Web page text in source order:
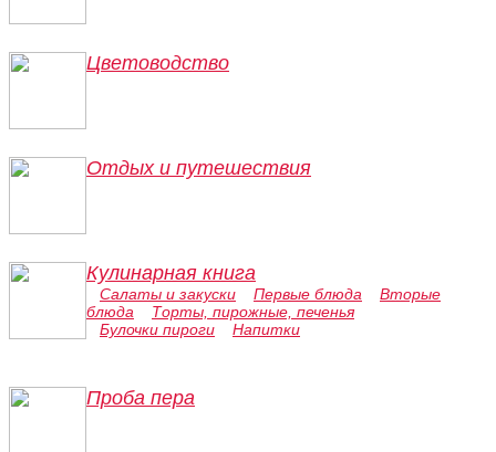
Цветоводство
Отдых и путешествия
Кулинарная книга
Салаты и закуски Первые блюда
Вторые
блюда
Торты, пирожные, печенья
Булочки пироги
Напитки
Проба пера